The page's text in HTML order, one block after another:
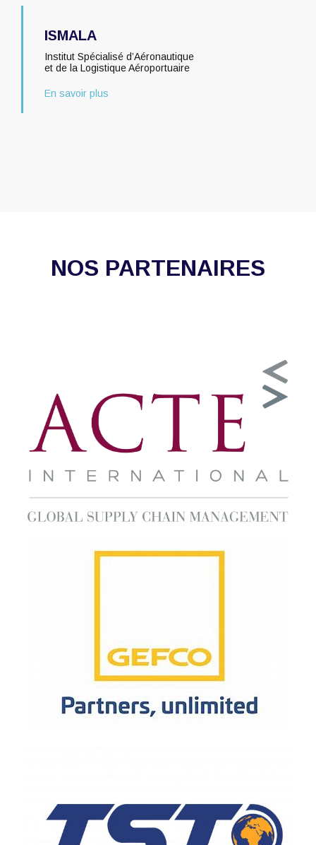
ISMALA
Institut Spécialisé d’Aéronautique
et de la Logistique Aéroportuaire
En savoir plus
NOS PARTENAIRES